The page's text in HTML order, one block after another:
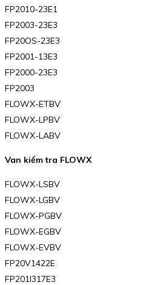
FP2010-23E1
FP2003-23E3
FP20OS-23E3
FP2001-13E3
FP2000-23E3
FP2003
FLOWX-ETBV
FLOWX-LPBV
FLOWX-LABV
Van kiểm tra FLOWX
FLOWX-LSBV
FLOWX-LGBV
FLOWX-PGBV
FLOWX-EGBV
FLOWX-EVBV
FP20V1422E
FP201I317E3